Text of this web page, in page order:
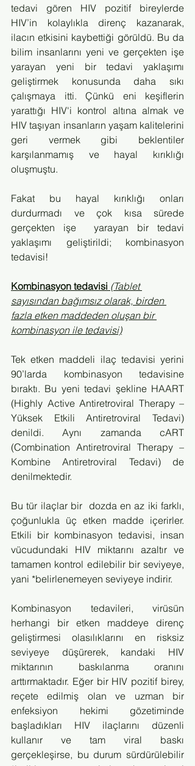
tedavi gören HIV pozitif bireylerde
HIV’in kolaylıkla direnç kazanarak,
ilacın etkisini kaybettiği görüldü. Bu da
bilim insanlarını yeni ve gerçekten işe
yarayan yeni bir tedavi yaklaşımı
geliştirmek konusunda daha sıkı
çalışmaya itti. Çünkü eni keşiflerin
yarattığı HIV'i kontrol altına almak ve
HIV taşıyan insanların yaşam kalitelerini
geri vermek gibi beklentiler
karşılanmamış ve hayal kırıklığı
oluşmuştu.
Fakat bu hayal kırıklığı onları
durdurmadı ve çok kısa sürede
gerçekten işe  yarayan bir tedavi
yaklaşımı geliştirildi; kombinasyon
tedavisi!
Kombinasyon tedavisi (Tablet
sayısından bağımsız olarak, birden
fazla etken maddeden oluşan bir
kombinasyon ile tedavisi)
Tek etken maddeli ilaç tedavisi yerini
90’larda kombinasyon tedavisine
bıraktı. Bu yeni tedavi şekline HAART
(Highly Active Antiretroviral Therapy –
Yüksek Etkili Antiretroviral Tedavi)
denildi. Aynı zamanda cART
(Combination Antiretroviral Therapy –
Kombine Antiretroviral Tedavi) de
denilmektedir.
Bu tür ilaçlar bir  dozda en az iki farklı,
çoğunlukla üç etken madde içerirler.
Etkili bir kombinasyon tedavisi, insan
vücudundaki HIV miktarını azaltır ve
tamamen kontrol edilebilir bir seviyeye,
yani *belirlenemeyen seviyeye indirir.
Kombinasyon tedavileri, virüsün
herhangi bir etken maddeye direnç
geliştirmesi olasılıklarını en risksiz
seviyeye düşürerek, kandaki HIV
miktarının baskılanma oranını
arttırmaktadır. Eğer bir HIV pozitif birey,
reçete edilmiş olan ve uzman bir
enfeksiyon hekimi gözetiminde
başladıkları HIV ilaçlarını düzenli
kullanır ve tam viral baskı
gerçekleşirse, bu durum sürdürülebilir